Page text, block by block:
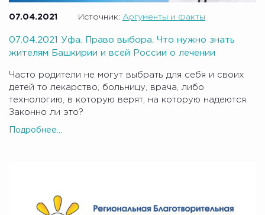
07.04.2021 Источник: Аргументы и Факты
07.04.2021 Уфа. Право выбора. Что нужно знать
жителям Башкирии и всей России о лечении
Часто родители не могут выбрать для себя и своих
детей то лекарство, больницу, врача, либо
технологию, в которую верят, на которую надеются.
Законно ли это?
Подробнее...